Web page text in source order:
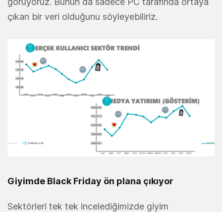
çıkan bir veri olduğunu söyleyebiliriz.
Giyimde Black Friday ön plana çıkıyor
Sektörleri tek tek incelediğimizde giyim